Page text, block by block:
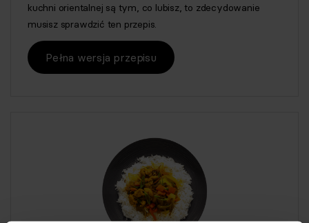
kuchni orientalnej są tym, co lubisz, to zdecydowanie
musisz sprawdzić ten przepis.
Pełna wersja przepisu